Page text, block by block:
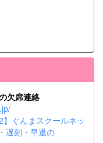
欠席連絡
ぐんまスクールネッ
遅刻・早退の